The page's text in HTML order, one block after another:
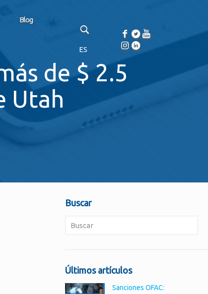
Blog
ES
de $ 2.5
Utah
Buscar
Últimos artículos
Sanciones OFAC: